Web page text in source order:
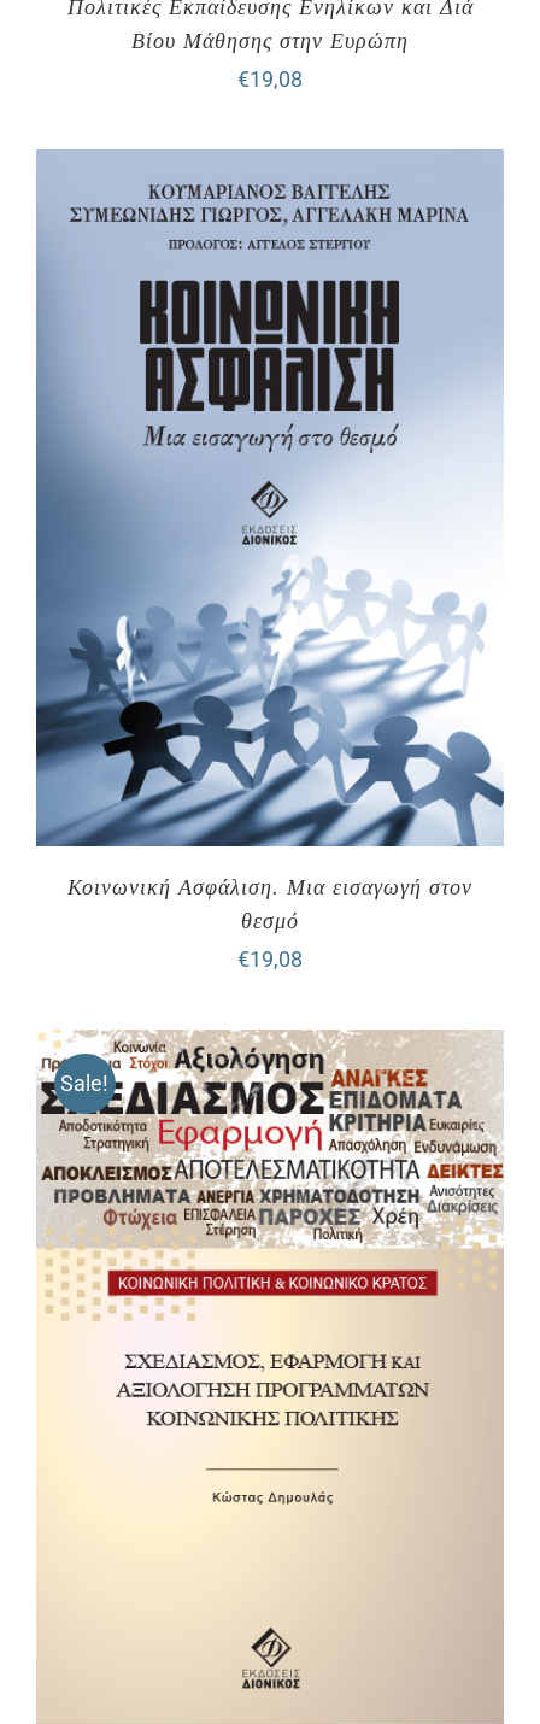
Πολιτικές Εκπαίδευσης Ενηλίκων και Διά
Βίου Μάθησης στην Ευρώπη
€19,08
Κοινωνική Ασφάλιση. Μια εισαγωγή στον
θεσμό
€19,08
Sale!